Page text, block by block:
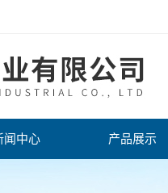
闻中心 产品展示